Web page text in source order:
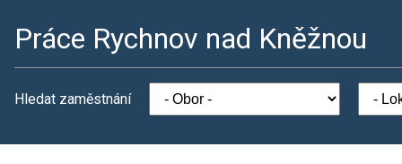
Práce Rychnov nad Kněžnou
Hledat zaměstnání